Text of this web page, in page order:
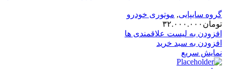
گروه سایپایی, موتوری خودرو
تومان ۳۲.۰۰۰.۰۰۰
افزودن به لیست علاقمندی ها
افزودن به سبد خرید
نمایش سریع